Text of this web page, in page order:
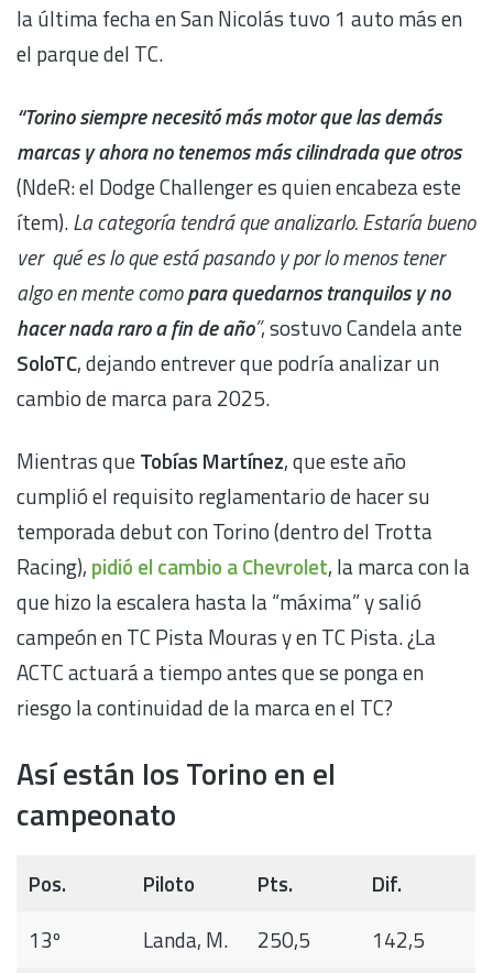
la última fecha en San Nicolás tuvo 1 auto más en
el parque del TC.
“Torino siempre necesitó más motor que las demás
marcas y ahora no tenemos más cilindrada que otros
(NdeR: el Dodge Challenger es quien encabeza este
ítem).La categoría tendrá que analizarlo. Estaría bueno
ver qué es lo que está pasando y por lo menos tener
algo en mente comopara quedarnos tranquilos y no
hacer nada raro a fin de año”, sostuvo Candela ante
SoloTC, dejando entrever que podría analizar un
cambio de marca para 2025.
Mientras queTobías Martínez, que este año
cumplió el requisito reglamentario de hacer su
temporada debut con Torino (dentro del Trotta
Racing), pidió el cambio a Chevrolet, la marca con la
que hizo la escalera hasta la “máxima” y salió
campeón en TC Pista Mouras y en TC Pista. ¿La
ACTC actuará a tiempo antes que se ponga en
riesgo la continuidad de la marca en el TC?
Así están los Torino en el
campeonato
Pos. Piloto Pts.
Dif.
13º
Landa, M. 250,5 142,5